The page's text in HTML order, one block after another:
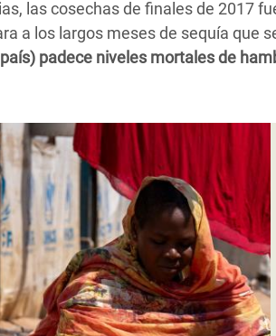
las cosechas de finales de 2017
a los largos meses de sequía que
padece niveles mortales de